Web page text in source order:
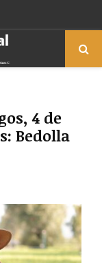
4 de
Bedolla